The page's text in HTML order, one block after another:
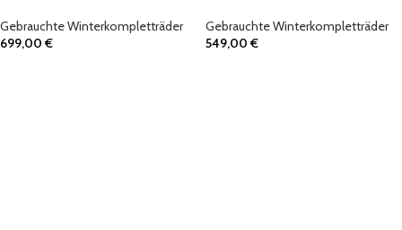
Gebrauchte Winterkompletträder
699,00€
Gebrauchte Winterkompletträder
549,00€